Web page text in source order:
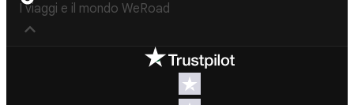
I viaggi e il mondo WeRoad
América del